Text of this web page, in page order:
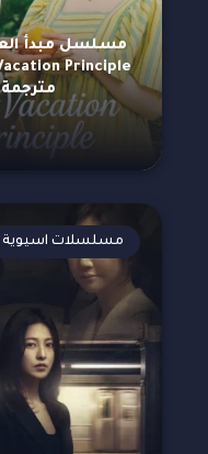
مترجمة
مسلسلات اسيوية